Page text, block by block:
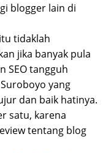
blogger lain di
tidaklah
jika banyak pula
SEO tangguh
yang
dan baik hatinya.
satu, karena
tentang blog